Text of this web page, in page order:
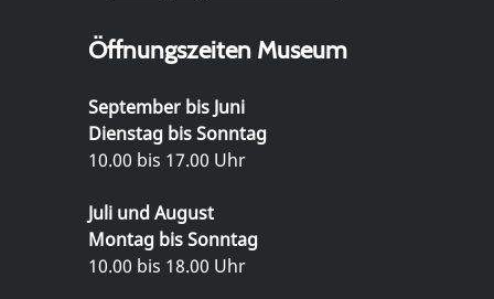
Öffnungszeiten Museum
September bis Juni
Dienstag bis Sonntag
10.00 bis 17.00 Uhr
Juli und August
Montag bis Sonntag
10.00 bis 18.00 Uhr